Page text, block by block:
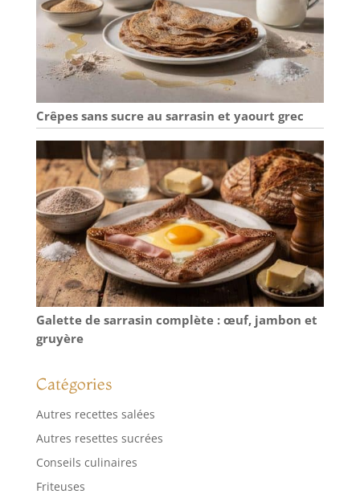
l'unité ou en
services 3 et 4
pièces, pour
s'accorder à tous
vos repas, au
quotidien ou lors
de vos réceptions
familiales et
LUMINARC, FEEL
CREATIVE : Depuis
des décennies,
Luminarc traduit
l'art de vivre à la
française par des
formes, des motifs
et des couleurs qui
façonnent une
vaisselle toujours
Crêpes sans sucre au sarrasin et yaourt grec
Galette de sarrasin complète : œuf, jambon et
gruyère
Catégories
Autres recettes salées
Autres resettes sucrées
Conseils culinaires
Friteuses